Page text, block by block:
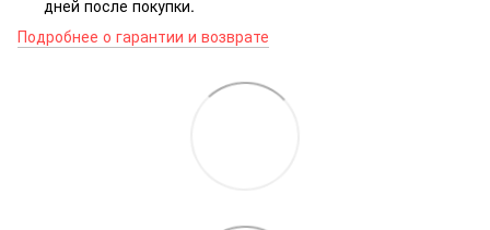
дней после покупки.
Подробнее о гарантии и возврате